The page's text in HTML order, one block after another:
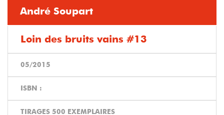
André Soupart
Loin des bruits vains #13
05/2015
ISBN :
TIRAGES 500 EXEMPLAIRES